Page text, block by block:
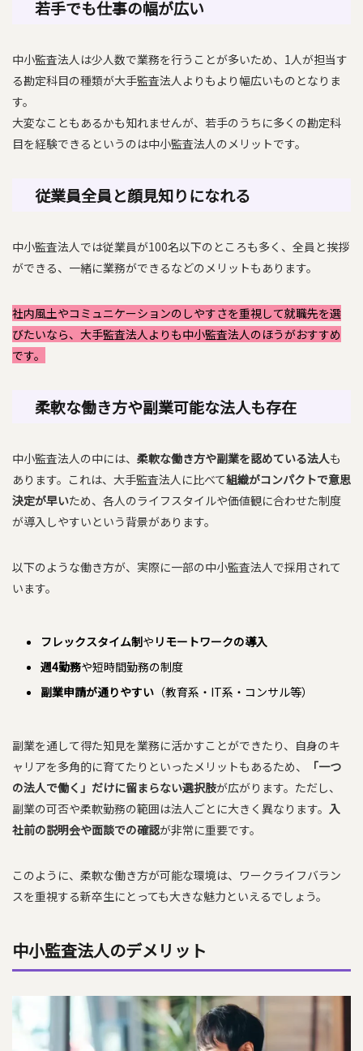
若手でも仕事の幅が広い
中小監査法人は少人数で業務を行うことが多いため、1人が担当す
る勘定科目の種類が大手監査法人よりもより幅広いものとなりま
す。
大変なこともあるかも知れませんが、若手のうちに多くの勘定科
目を経験できるというのは中小監査法人のメリットです。
従業員全員と顔見知りになれる
中小監査法人では従業員が100名以下のところも多く、全員と挨拶
ができる、一緒に業務ができるなどのメリットもあります。
社内風土やコミュニケーションのしやすさを重視して就職先を選
びたいなら、大手監査法人よりも中小監査法人のほうがおすすめ
です。
柔軟な働き方や副業可能な法人も存在
中小監査法人の中には、 柔軟な働き方や副業を認めている法人も
あります。これは、大手監査法人に比べて組織がコンパクトで意思
決定が早いため、各人のライフスタイルや価値観に合わせた制度
が導入しやすいという背景があります。
以下のような働き方が、実際に一部の中小監査法人で採用されて
います。
フレックスタイム制や リモートワークの導入
週4勤務や短時間勤務の制度
副業申請が通りやすい （教育系・IT系・コンサル等）
副業を通して得た知見を業務に活かすことができたり、自身のキ
ャリアを多角的に育てたりといったメリットもあるため、
「一つ
の法人で働く」だけに留まらない選択肢が広がります。ただし、
副業の可否や柔軟勤務の範囲は法人ごとに大きく異なります。 入
社前の説明会や面談での確認が非常に重要です。
このように、柔軟な働き方が可能な環境は、ワークライフバラン
スを重視する新卒生にとっても大きな魅力といえるでしょう。
中小監査法人のデメリット